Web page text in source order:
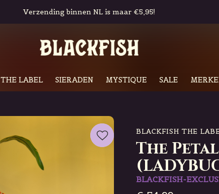
THE LABEL SIERADEN MYSTIQUE SALE
Gratis in-store pickup & retour
BLACKFISH THE
The
BLACKFISH-